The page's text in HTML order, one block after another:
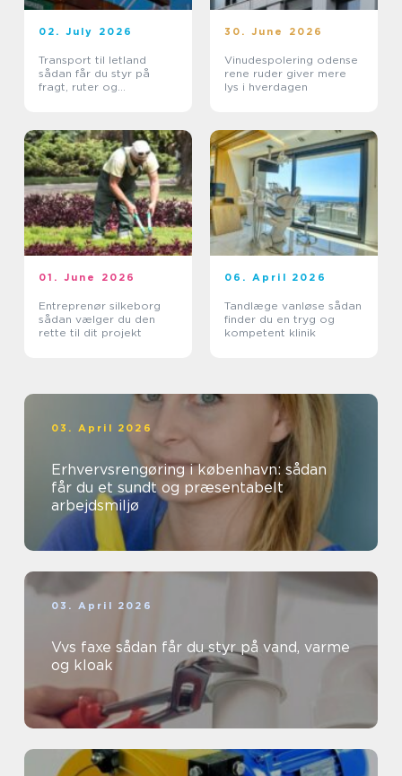
02. July 2026
Transport til letland
sådan får du styr på
fragt, ruter og
30. June 2026
Vinudespolering odense
rene ruder giver mere
lys i hverdagen
01. June 2026
Entreprenør silkeborg
sådan vælger du den
rette til dit projekt
06. April 2026
Tandlæge vanløse sådan
finder du en tryg og
kompetent klinik
03. April 2026
Erhvervsrengøring i københavn: sådan
får du et sundt og præsentabelt
arbejdsmiljø
03. April 2026
Vvs faxe sådan får du styr på vand, varme
og kloak